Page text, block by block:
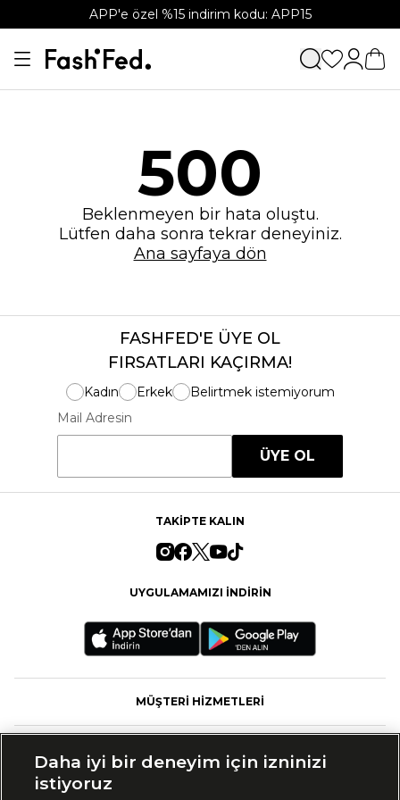
APP'e özel %15 indirim kodu: APP15
500
Beklenmeyen bir hata oluştu.
Lütfen daha sonra tekrar deneyiniz.
Ana sayfaya dön
FASHFED'E ÜYE OL
FIRSATLARI KAÇIRMA!
Kadın Erkek
Belirtmek istemiyorum
Mail Adresin
ÜYE OL
TAKİPTE KALIN
UYGULAMAMIZI İNDİRİN
MÜŞTERİ HİZMETLERİ
Daha iyi bir deneyim için izninizi
istiyoruz